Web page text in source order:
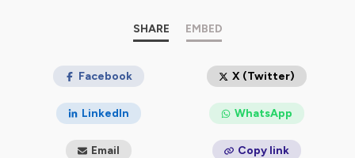
suponga una lucha cotidiana. Queremos ayudarte a
poner tu negocio al servicio de tu vida, y no al revés: que
Impactar el doble, trabajar la mitad y disfrutar el triple
en tu negocio es posible… si sabes cómo.
SHARE EMBED
Facebook X (Twitter)
LinkedIn WhatsApp
Email Copy link